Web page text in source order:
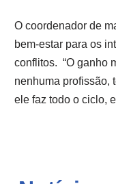
O coordenador de
bem-estar para os
conflitos. “O ganho
nenhuma profissão,
ele faz todo o ciclo,